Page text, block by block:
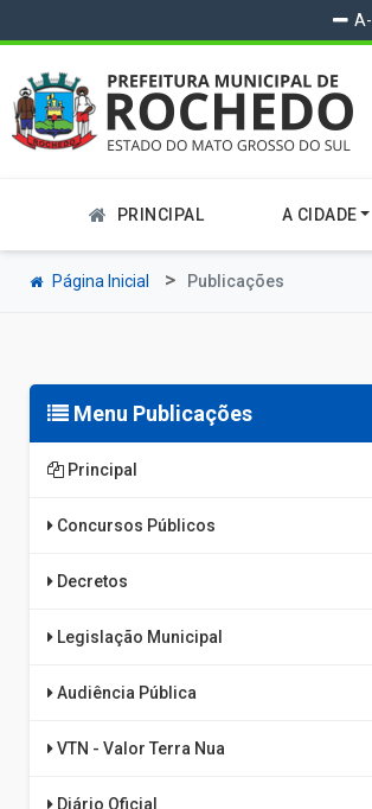
A-
PRINCIPAL A CIDADE
Página Inicial Publicações
Menu Publicações
Principal
Concursos Públicos
Decretos
Legislação Municipal
Audiência Pública
VTN - Valor Terra Nua
Diário Oficial